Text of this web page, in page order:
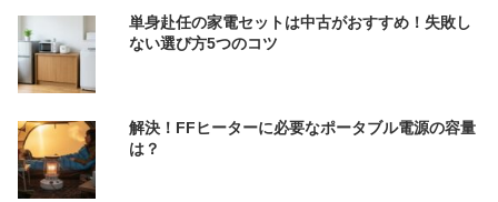
単身赴任の家電セットは中古がおすすめ！失敗し
ない選び方5つのコツ
解決！FFヒーターに必要なポータブル電源の容量
は？